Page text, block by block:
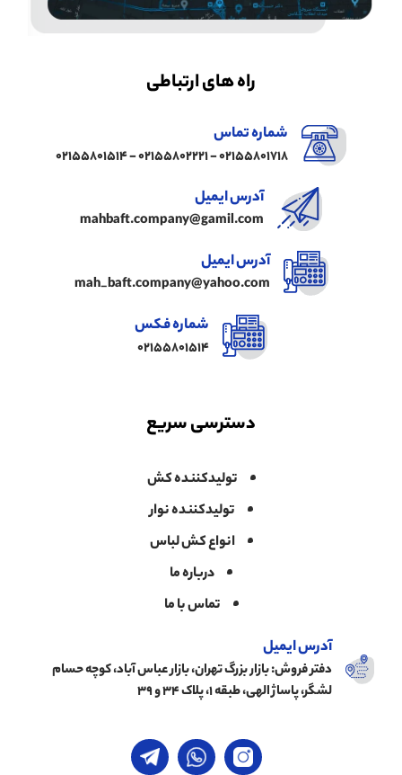
راه های ارتباطی
شماره تماس
02155801718 - 02155802221 - 02155801514
آدرس ایمیل
mahbaft.company@gamil.com
آدرس ایمیل
mah_baft.company@yahoo.com
شماره فکس
02155801514
دسترسی سریع
تولیدکننده کش
تولیدکننده نوار
انواع کش لباس
درباره ما
تماس با ما
آدرس ایمیل
دفتر فروش: بازار بزرگ تهران، بازار عباس آباد، کوچه حسام
لشگر، پاساژ الهی، طبقه ۱، پلاک ۳۴ و ۳۹